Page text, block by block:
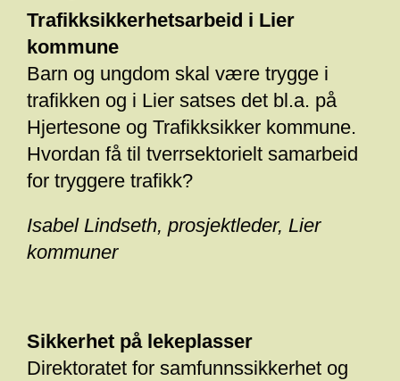
Trafikksikkerhetsarbeid i Lier
kommune
Barn og ungdom skal være trygge i
trafikken og i Lier satses det bl.a. på
Hjertesone og Trafikksikker kommune.
Hvordan få til tverrsektorielt samarbeid
for tryggere trafikk?
Isabel Lindseth, prosjektleder, Lier
kommuner
Sikkerhet på lekeplasser
Direktoratet for samfunnssikkerhet og